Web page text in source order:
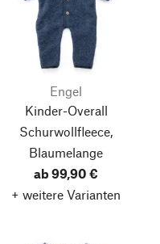
Engel
Kinder-Overall
Schurwollfleece,
Blaumelange
ab 99,90 €
+ weitere Varianten